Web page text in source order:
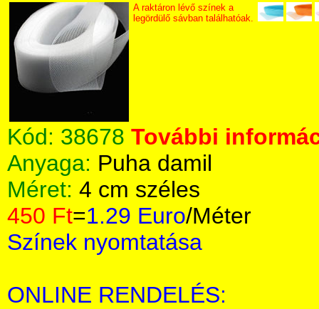
A raktáron lévő színek a
legördülő sávban találhatóak.
Kód: 38678 További
Anyaga: Puha damil
Méret: 4 cm széles
450 Ft=1.29 Euro/Méter
Színek nyomtatása
ONLINE RENDELÉS: